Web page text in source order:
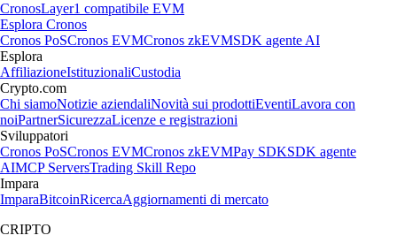
CronosLayer1 compatibile EVM
Esplora Cronos
Cronos PoSCronos EVMCronos zkEVMSDK agente AI
Esplora
AffiliazioneIstituzionaliCustodia
Crypto.com
Chi siamoNotizie aziendaliNovità sui prodottiEventiLavora con
noiPartnerSicurezzaLicenze e registrazioni
Sviluppatori
Cronos PoSCronos EVMCronos zkEVMPay SDKSDK agente
AIMCP ServersTrading Skill Repo
Impara
ImparaBitcoinRicercaAggiornamenti di mercato
CRIPTO